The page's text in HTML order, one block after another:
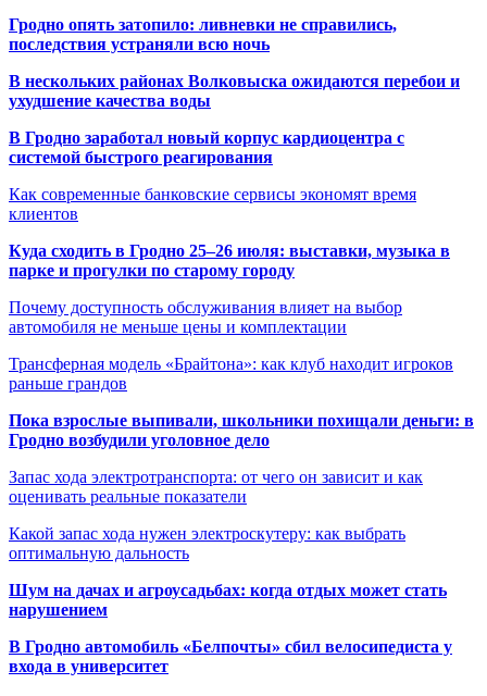
Гродно опять затопило: ливневки не справились,
последствия устраняли всю ночь
В нескольких районах Волковыска ожидаются перебои и
ухудшение качества воды
В Гродно заработал новый корпус кардиоцентра с
системой быстрого реагирования
Как современные банковские сервисы экономят время
клиентов
Куда сходить в Гродно 25–26 июля: выставки, музыка в
парке и прогулки по старому городу
Почему доступность обслуживания влияет на выбор
автомобиля не меньше цены и комплектации
Трансферная модель «Брайтона»: как клуб находит игроков
раньше грандов
Пока взрослые выпивали, школьники похищали деньги: в
Гродно возбудили уголовное дело
Запас хода электротранспорта: от чего он зависит и как
оценивать реальные показатели
Какой запас хода нужен электроскутеру: как выбрать
оптимальную дальность
Шум на дачах и агроусадьбах: когда отдых может стать
нарушением
В Гродно автомобиль «Белпочты» сбил велосипедиста у
входа в университет